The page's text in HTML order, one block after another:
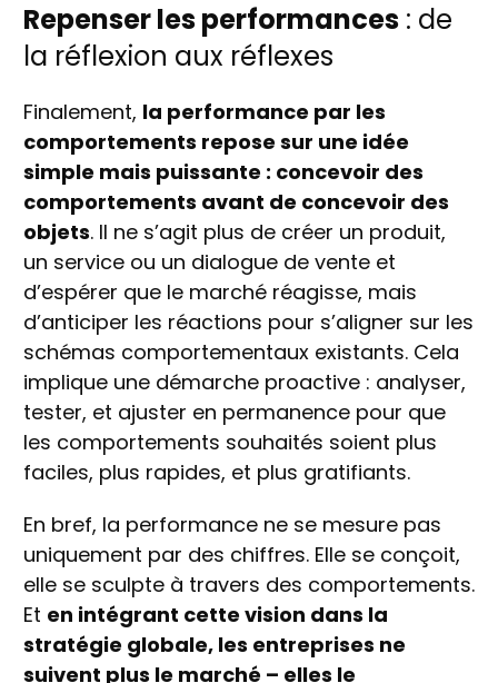
Repenser les performances : de
la réflexion aux réflexes
Finalement, la performance par les
comportements repose sur une idée
simple mais puissante : concevoir des
comportements avant de concevoir des
objets. Il ne s’agit plus de créer un produit,
un service ou un dialogue de vente et
d’espérer que le marché réagisse, mais
d’anticiper les réactions pour s’aligner sur les
schémas comportementaux existants. Cela
implique une démarche proactive : analyser,
tester, et ajuster en permanence pour que
les comportements souhaités soient plus
faciles, plus rapides, et plus gratifiants.
En bref, la performance ne se mesure pas
uniquement par des chiffres. Elle se conçoit,
elle se sculpte à travers des comportements.
Et en intégrant cette vision dans la
stratégie globale, les entreprises ne
suivent plus le marché – elles le